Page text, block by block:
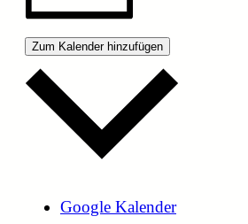
Zum Kalender hinzufügen
Google Kalender